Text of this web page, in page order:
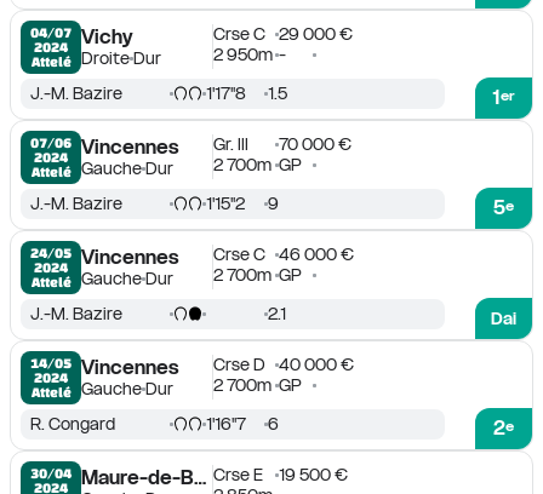
04/07
2024
Attelé
Vichy
DroiteDur
Crse C
29 000 €
2 950m -
1er
J.-M. Bazire 1'17''8 1.5
07/06
2024
Attelé
Vincennes
GaucheDur
Gr. III
70 000 €
2 700m GP
5e
J.-M. Bazire 1'15''2 9
24/05
2024
Attelé
Vincennes
GaucheDur
Crse C
46 000 €
2 700m GP
Dai
J.-M. Bazire 2.1
14/05
2024
Attelé
Vincennes
GaucheDur
Crse D
40 000 €
2 700m GP
2e
R. Congard 1'16''7 6
30/04
2024
Maure-de-Bretagne
Crse E
19 500 €